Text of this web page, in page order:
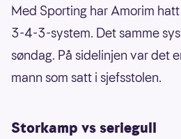
Med Sporting har Amorim
3-4-3-system. Det samme
søndag. På sidelinjen var det
mann som satt i sjefsstolen.
Storkamp vs seriegull